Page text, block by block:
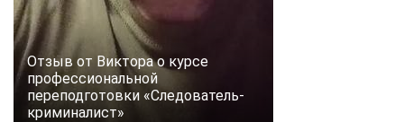
Отзыв от Виктора о курсе
профессиональной
переподготовки «Следователь-
криминалист»